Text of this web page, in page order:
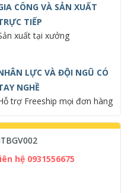
CÔNG VÀ SẢN XUẤT
TIẾP
xuất tại xưởng
LỰC VÀ ĐỘI NGŨ CÓ
NGHỀ
trợ Freeship mọi đơn hàng
hệ 0931556675